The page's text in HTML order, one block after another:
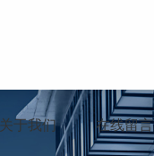
关于我们 在线留言